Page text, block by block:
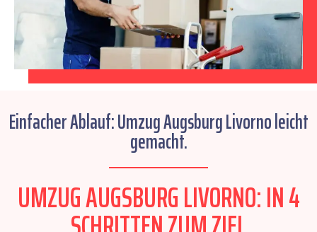
Einfacher Ablauf: Umzug Augsburg Livorno leicht
gemacht.
UMZUG AUGSBURG LIVORNO: IN 4